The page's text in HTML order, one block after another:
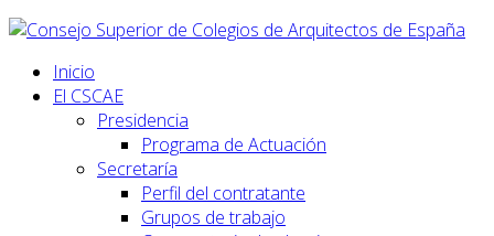
Inicio
El CSCAE
Presidencia
Programa de Actuación
Secretaría
Perfil del contratante
Grupos de trabajo